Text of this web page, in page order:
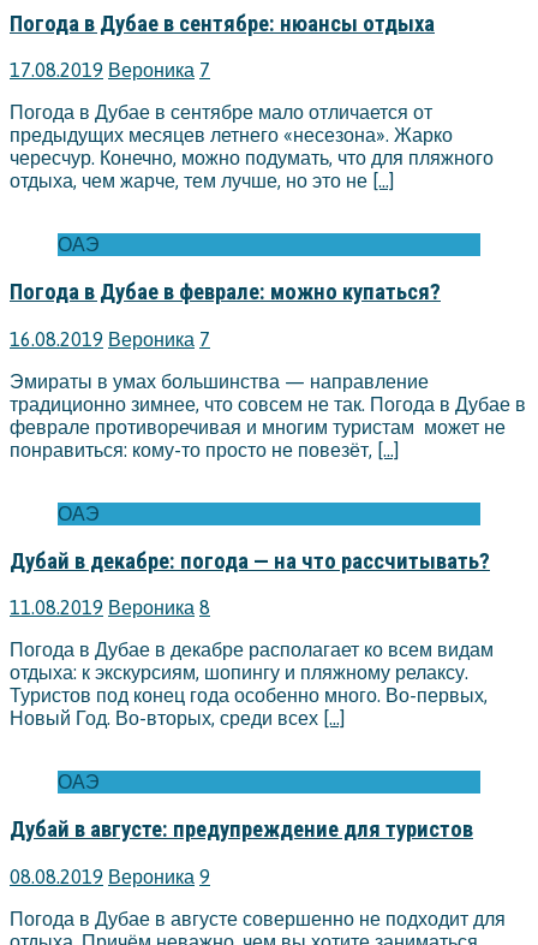
Погода в Дубае в сентябре: нюансы отдыха
17.08.2019 Вероника 7
Погода в Дубае в сентябре мало отличается от
предыдущих месяцев летнего «несезона». Жарко
чересчур. Конечно, можно подумать, что для пляжного
отдыха, чем жарче, тем лучше, но это не […]
ОАЭ
Погода в Дубае в феврале: можно купаться?
16.08.2019 Вероника 7
Эмираты в умах большинства — направление
традиционно зимнее, что совсем не так. Погода в Дубае в
феврале противоречивая и многим туристам может не
понравиться: кому-то просто не повезёт, […]
ОАЭ
Дубай в декабре: погода — на что рассчитывать?
11.08.2019 Вероника 8
Погода в Дубае в декабре располагает ко всем видам
отдыха: к экскурсиям, шопингу и пляжному релаксу.
Туристов под конец года особенно много. Во-первых,
Новый Год. Во-вторых, среди всех […]
ОАЭ
Дубай в августе: предупреждение для туристов
08.08.2019 Вероника 9
Погода в Дубае в августе совершенно не подходит для